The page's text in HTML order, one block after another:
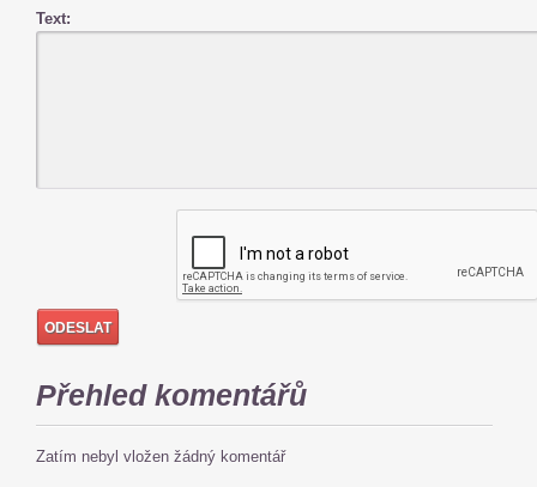
Text:
Přehled komentářů
Zatím nebyl vložen žádný komentář